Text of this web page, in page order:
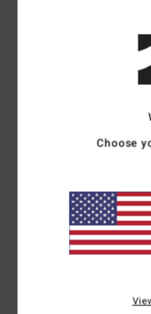
Baumwoll-
Siebdrucke vorne
Zusammensetzung
recycelte Baumwolle
Choose